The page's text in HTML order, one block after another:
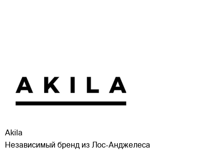
Akila
Независимый бренд из Лос-Анджелеса